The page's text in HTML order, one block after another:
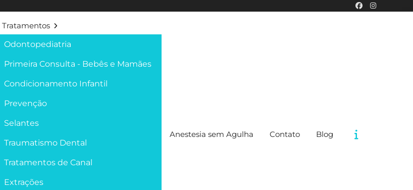
Tratamentos
Odontopediatria
Primeira Consulta - Bebês e Mamães
Condicionamento Infantil
Prevenção
Selantes
Traumatismo Dental
Tratamentos de Canal
Extrações
Anestesia sem Agulha Contato Blog